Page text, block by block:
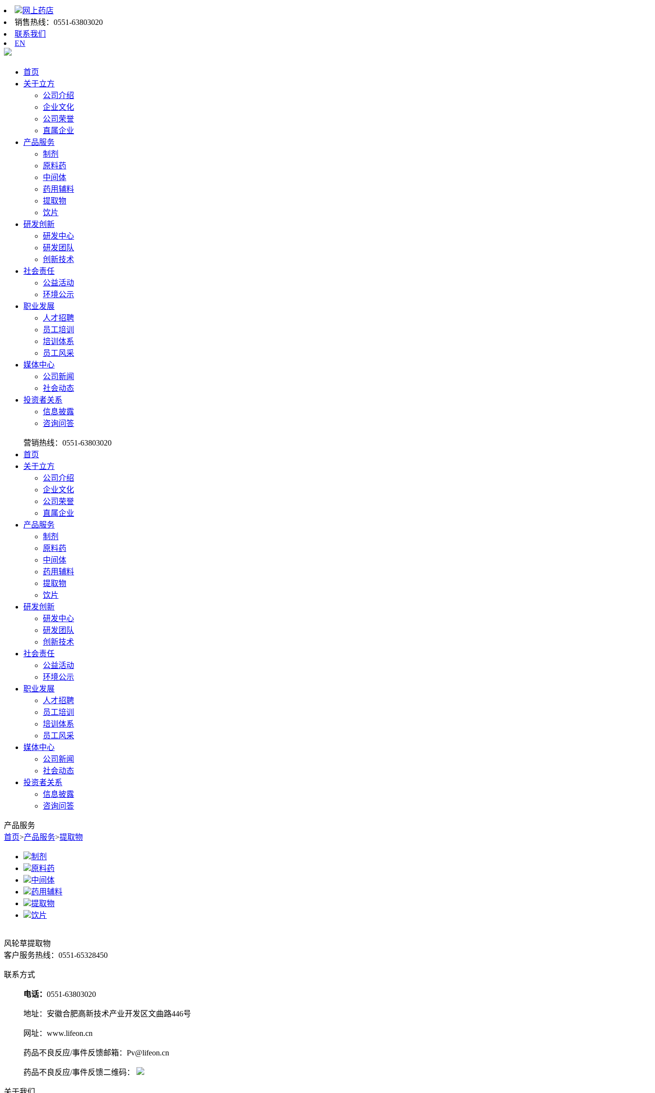
网上药店
销售热线： 0551-63803020
联系我们
EN
首页
关于立方
公司介绍
企业文化
公司荣誉
直属企业
产品服务
制剂
原料药
中间体
药用辅料
提取物
饮片
研发创新
研发中心
研发团队
创新技术
社会责任
公益活动
环境公示
职业发展
人才招聘
员工培训
培训体系
员工风采
媒体中心
公司新闻
社会动态
投资者关系
信息披露
咨询问答
营销热线： 0551-63803020
首页
关于立方
公司介绍
企业文化
公司荣誉
直属企业
产品服务
制剂
原料药
中间体
药用辅料
提取物
饮片
研发创新
研发中心
研发团队
创新技术
社会责任
公益活动
环境公示
职业发展
人才招聘
员工培训
培训体系
员工风采
媒体中心
公司新闻
社会动态
投资者关系
信息披露
咨询问答
产品服务
首页>产品服务>提取物
制剂
原料药
中间体
药用辅料
提取物
饮片
风轮草提取物
客户服务热线：0551-65328450
联系方式
电话： 0551-63803020
地址：安徽合肥高新技术产业开发区文曲路446号
网址：www.lifeon.cn
药品不良反应/事件反馈邮箱：Pv@lifeon.cn
药品不良反应/事件反馈二维码：